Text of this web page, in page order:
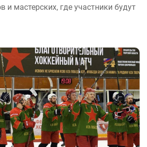
и мастерских, где участники будут